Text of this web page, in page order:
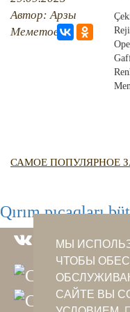
FOTOARHİV
CANLI
HARİTADA
TESTLER
Автор: Арзы
Меметова
САМОЕ ПОПУЛЯРНОЕ
Qırım pıçaqları
МЫ
ЧТОБЫ
САЙТЕ ВЫ